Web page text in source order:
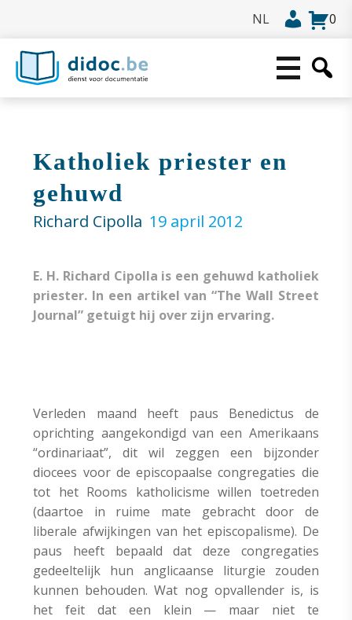
0
Katholiek priester en
gehuwd
Richard Cipolla 19 april 2012
E. H. Richard Cipolla is een gehuwd katholiek
priester. In een artikel van “The Wall Street
Journal” getuigt hij over zijn ervaring.
Verleden maand heeft paus Benedictus de
oprichting aangekondigd van een Amerikaans
“ordinariaat”, dit wil zeggen een bijzonder
diocees voor de episcopaalse congregaties die
tot het Rooms katholicisme willen toetreden
(daartoe in ruime mate gebracht door de
liberale afwijkingen van het episcopalisme). De
paus heeft bepaald dat deze congregaties
gedeeltelijk hun anglicaanse liturgie zouden
kunnen behouden. Wat nog opvallender is, is
het feit dat een klein — maar niet te